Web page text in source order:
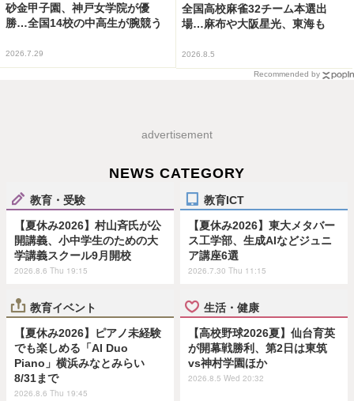
砂金甲子園、神戸女学院が優
勝…全国14校の中高生が腕競う
2026.7.29
全国高校麻雀32チーム本選出
場…麻布や大阪星光、東海も
2026.8.5
Recommended by
advertisement
NEWS CATEGORY
教育・受験
【夏休み2026】村山斉氏が公
開講義、小中学生のための大
学講義スクール9月開校
2026.8.6 Thu 19:15
教育ICT
【夏休み2026】東大メタバー
ス工学部、生成AIなどジュニ
ア講座6選
2026.7.30 Thu 11:15
教育イベント
【夏休み2026】ピアノ未経験
でも楽しめる「AI Duo
Piano」横浜みなとみらい
8/31まで
2026.8.6 Thu 19:45
生活・健康
【高校野球2026夏】仙台育英
が開幕戦勝利、第2日は東筑
vs神村学園ほか
2026.8.5 Wed 20:32